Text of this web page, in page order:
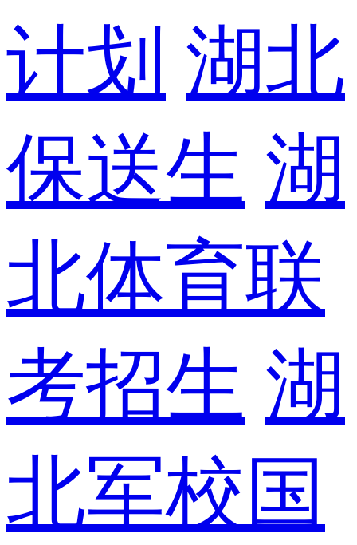
计划 湖北
保送生 湖
北体育联
考招生 湖
北军校国